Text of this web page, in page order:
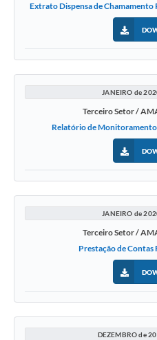
Extrato Dispensa de
JANEIRO de
Terceiro Setor /
Relatório de Monitoramento
JANEIRO de
Terceiro Setor /
Prestação de Contas
DEZEMBRO de